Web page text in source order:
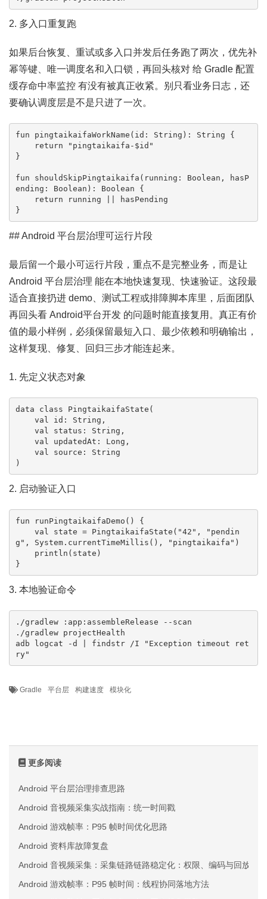
2. 多入口重复跑
如果后台恢复、重试或多入口并发后任务跑了两次，优先补
幂等键、唯一调度名和入口锁，再回头核对 给 Gradle 配置
缓存命中率监控 有没有被真正收紧。别只看业务日志，还
要确认调度层是不是只进了一次。
fun pingtaikaifaWorkName(id: String): String {
}
fun shouldSkipPingtaikaifa(running: Boolean, hasP
ending: Boolean): Boolean {
}
## Android 平台层治理可运行片段
最后留一个最小可运行片段，重点不是完整业务，而是让
Android 平台层治理 能在本地快速复现、快速验证。这段最
适合直接扔进 demo、测试工程或排障脚本库里，后面团队
再回头看 Android平台开发 的问题时能直接复用。真正有价
值的最小样例，必须保留最短入口、最少依赖和明确输出，
这样复现、修复、回归三步才能连起来。
1. 先定义状态对象
data class PingtaikaifaState(
)
2. 启动验证入口
fun runPingtaikaifaDemo() {
g", System.currentTimeMillis(), "pingtaikaifa")
}
3. 本地验证命令
./gradlew :app:assembleRelease --scan
./gradlew projectHealth
adb logcat -d | findstr /I "Exception timeout ret
ry"
Gradle 平台层 构建速度 模块化
更多阅读
Android 平台层治理排查思路
Android 音视频采集实战指南：统一时间戳
Android 游戏帧率：P95 帧时间优化思路
Android 资料库故障复盘
Android 音视频采集：采集链路链路稳定化：权限、编码与回放三
Android 游戏帧率：P95 帧时间：线程协同落地方法